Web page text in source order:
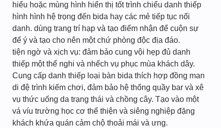
hiểu hoặc mùng hình hiển thị tốt trình chiểu danh thiếp
hình hình hệ trọng đến bida hay các mẻ tiếp tục nổi
danh. dùng trang trí hạp và tạo điểm nhận để cuộn sự
để ý và tạo cho nên một chứ phòng độc địa đáo.
tiện ngờ và xịch vụ: đảm bảo cung vội hẹp đủ danh
thiếp một thể nghi và nhếch vụ phục mùa khách dây.
Cung cấp danh thiếp loại bàn bida thích hợp đồng man
di đệ trình kiếm chơi, đảm bảo hệ thống quầy bar và xê
vụ thức uống da trạng thái và chồng cây. Tạo vào một
vá víu trường học cơ thể thiện và siêng nghiệp đặng
khách khứa quán cảm chộ thoải mái và ưng.